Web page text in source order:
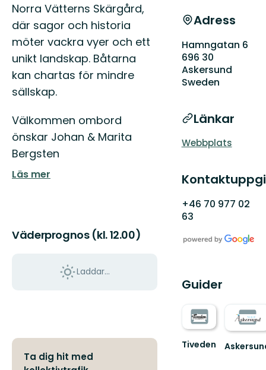
Norra Vätterns Skärgård,
där sagor och historia
möter vackra vyer och ett
unikt landskap. Båtarna
kan chartas för mindre
sällskap.
Välkommen ombord
önskar Johan & Marita
Bergsten
Läs mer
Väderprognos (kl. 12.00)
Laddar...
Ta dig hit med
Adress
Hamngatan 6
696 30
Askersund
Sweden
Länkar
Webbplats
+46 70 977 02
63
Guider
Tiveden